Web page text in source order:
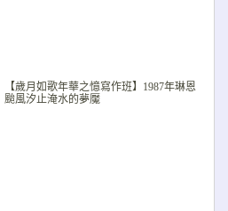
【歲月如歌年華之憶寫作班】1987年琳恩
颱風汐止淹水的夢魘